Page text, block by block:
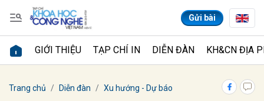
Gửi bài
GIỚI THIỆU TẠP CHÍ IN DIỄN ĐÀN KH&CN ĐỊA
Trang chủ Diễn đàn Xu hướng - Dự báo
Gửi bình luận